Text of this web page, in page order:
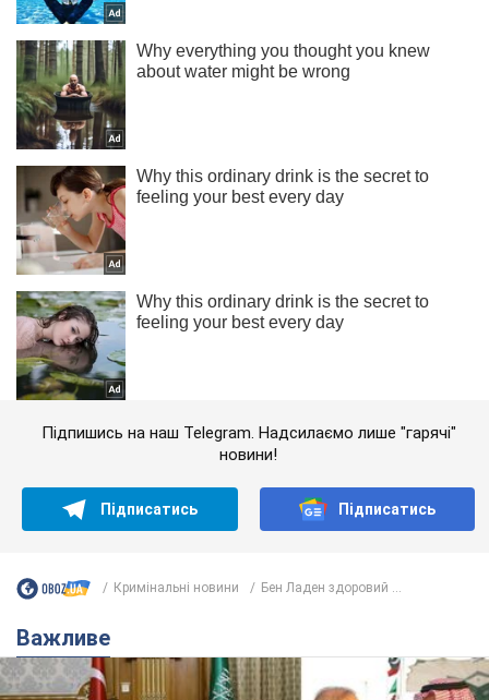
Підпишись на наш Telegram. Надсилаємо лише "гарячі"
новини!
Підписатись Підписатись
Кримінальні новини Бен Ладен здоровий ...
Важливе